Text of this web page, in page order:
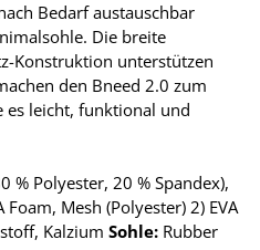
Bedarf austauschbar
Die breite
Konstruktion unterstützen
den Bneed 2.0 zum
es leicht, funktional und
% Polyester, 20 % Spandex),
Foam, Mesh (Polyester) 2) EVA
Kalzium Sohle: Rubber